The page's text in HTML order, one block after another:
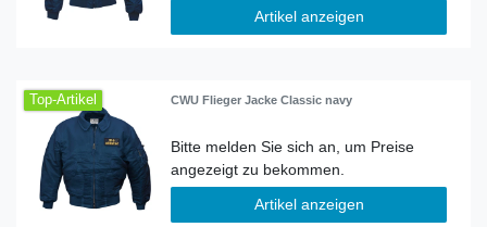
Artikel anzeigen
Top-Artikel CWU Flieger Jacke Classic navy
Artikel anzeigen